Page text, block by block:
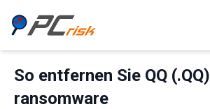
So entfernen Sie QQ (.QQ)
ransomware